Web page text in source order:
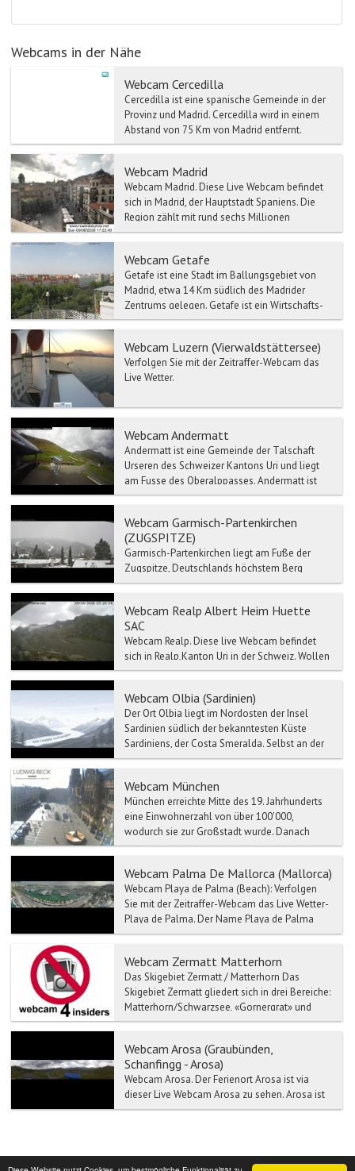
Webcams in der Nähe
Webcam Cercedilla
Cercedilla ist eine spanische Gemeinde in der
Provinz und Madrid. Cercedilla wird in einem
Abstand von 75 Km von Madrid entfernt.
Cercedilla wird v...
Webcam Madrid
Webcam Madrid. Diese Live Webcam befindet
sich in Madrid, der Hauptstadt Spaniens. Die
Region zählt mit rund sechs Millionen
Einwohne...
Webcam Getafe
Getafe ist eine Stadt im Ballungsgebiet von
Madrid, etwa 14 Km südlich des Madrider
Zentrums gelegen. Getafe ist ein Wirtschafts-
und Industriezent...
Webcam Luzern (Vierwaldstättersee)
Verfolgen Sie mit der Zeitraffer-Webcam das
Live Wetter.
Webcam Andermatt
Andermatt ist eine Gemeinde der Talschaft
Urseren des Schweizer Kantons Uri und liegt
am Fusse des Oberalppasses. Andermatt ist
Hauptort des Ursere...
Webcam Garmisch-Partenkirchen
(ZUGSPITZE)
Garmisch-Partenkirchen liegt am Fuße der
Zugspitze, Deutschlands höchstem Berg
(2.962 m) und ist einer der bedeutendsten
Webcam Realp Albert Heim Huette
SAC
Webcam Realp. Diese live Webcam befindet
sich in Realp,Kanton Uri in der Schweiz. Wollen
Sie wissen wie heute das in Realp ist...
Webcam Olbia (Sardinien)
Der Ort Olbia liegt im Nordosten der Insel
Sardinien südlich der bekanntesten Küste
Sardiniens, der Costa Smeralda. Selbst an der
Haupteinkaufsstra...
Webcam München
München erreichte Mitte des 19. Jahrhunderts
eine Einwohnerzahl von über 100'000,
wodurch sie zur Großstadt wurde. Danach
stieg die Einwohnerzahl w...
Webcam Palma De Mallorca (Mallorca)
Webcam Playa de Palma (Beach): Verfolgen
Sie mit der Zeitraffer-Webcam das Live Wetter-
Playa de Palma. Der Name Playa de Palma
bezeic...
Webcam Zermatt Matterhorn
Das Skigebiet Zermatt / Matterhorn Das
Skigebiet Zermatt gliedert sich in drei Bereiche:
Matterhorn/Schwarzsee, «Gornergrat» und
Sunegga Rothorn. ...
Webcam Arosa (Graubünden,
Schanfingg - Arosa)
Webcam Arosa. Der Ferienort Arosa ist via
dieser Live Webcam Arosa zu sehen. Arosa ist
eine Gemeinde im Kanton Graubünden. Arosa